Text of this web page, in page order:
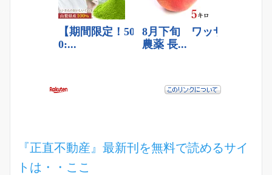
『正直不動産』最新刊を無料で読めるサイ
トは・・ここ